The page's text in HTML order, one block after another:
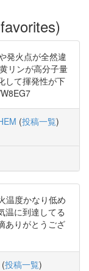
発火点が全然違
リンが高分子量
して揮発性が下
(投稿一覧)
温度かなり低め
温に到達してる
ありがとうござ
(投稿一覧)